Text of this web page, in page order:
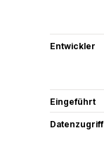
Entwickler
Eingeführt
Datenzugriff